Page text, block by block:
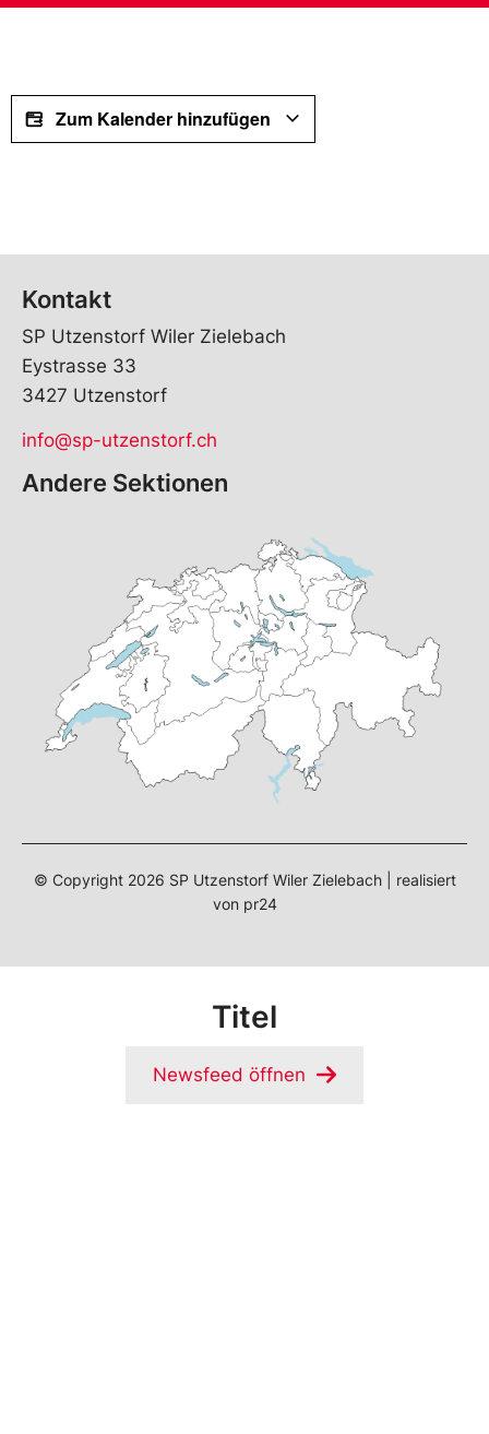
Zum Kalender hinzufügen
Kontakt
SP Utzenstorf Wiler Zielebach
Eystrasse 33
3427 Utzenstorf
info@sp-utzenstorf.ch
Andere Sektionen
© Copyright 2026 SP Utzenstorf Wiler Zielebach | realisiert
von pr24
Titel
Newsfeed öffnen